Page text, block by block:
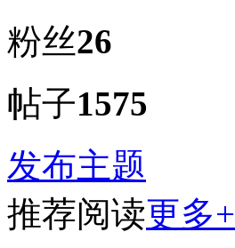
粉丝26
帖子1575
发布主题
推荐阅读更多+